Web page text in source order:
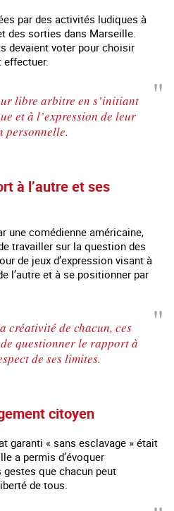
par des activités ludiques à
des sorties dans Marseille.
devaient voter pour choisir
effectuer.
libre arbitre en s’initiant
et à l’expression de leur
personnelle.
à l’autre et ses
une comédienne américaine,
travailler sur la question des
de jeux d’expression visant à
l’autre et à se positionner par
créativité de chacun, ces
questionner le rapport à
de ses limites.
citoyen
garanti « sans esclavage » était
a permis d’évoquer
gestes que chacun peut
de tous.